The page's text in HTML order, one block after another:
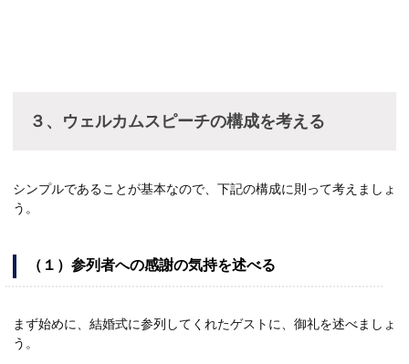
３、ウェルカムスピーチの構成を考える
シンプルであることが基本なので、下記の構成に則って考えましょ
う。
（１）参列者への感謝の気持を述べる
まず始めに、結婚式に参列してくれたゲストに、御礼を述べましょ
う。